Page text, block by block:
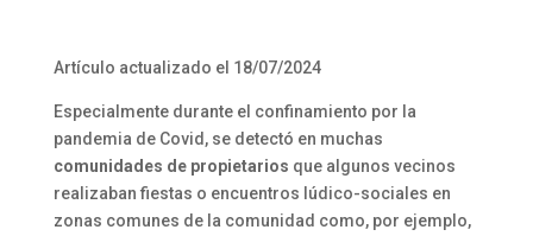
Artículo actualizado el 18/07/2024
Especialmente durante el confinamiento por la
pandemia de Covid, se detectó en muchas
comunidades de propietarios que algunos vecinos
realizaban fiestas o encuentros lúdico-sociales en
zonas comunes de la comunidad como, por ejemplo,